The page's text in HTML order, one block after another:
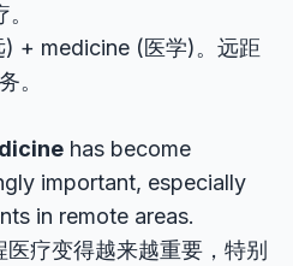
+ medicine (医学)。远距
。
has become
important, especially
in remote areas.
医疗变得越来越重要，特别